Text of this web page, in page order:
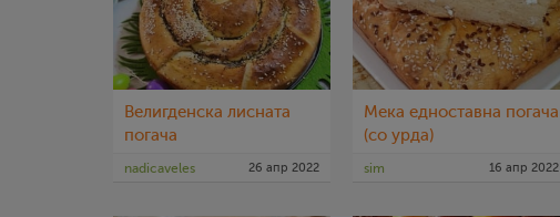
Велигденска лисната
погача
nadicaveles 26 апр 2022
Мека eдноставна погача
(со урда)
sim 16 апр 2022